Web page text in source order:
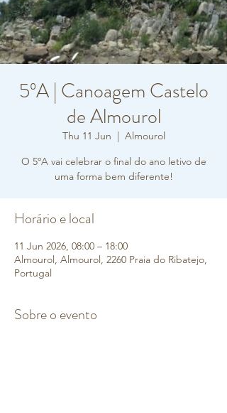
5ºA | Canoagem Castelo
de Almourol
Thu 11 Jun
  |
Almourol
O 5ºA vai celebrar o final do ano letivo de
uma forma bem diferente!
Horário e local
11 Jun 2026, 08:00 – 18:00
Almourol, Almourol, 2260 Praia do Ribatejo,
Portugal
Sobre o evento